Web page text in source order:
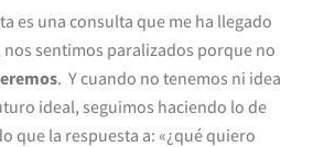
es una consulta que me ha llegado
sentimos paralizados porque no
. Y cuando no tenemos ni idea
ideal, seguimos haciendo lo de
que la respuesta a: «¿qué quiero